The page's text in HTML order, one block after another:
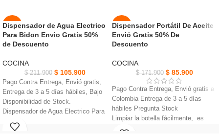
enfriamiento del portátil.
Dos puertos USB para la conexión
de un mouse/teclado externo a la
portátil.
Visualización más cómoda y una
postura erguida, Con dos puertos
USB adicionales.
-50%
NUEVO
Dispensador de Agua Electrico
Para Bidon Envio Gratis 50%
de Descuento
COCINA
$211.900 $105.900
Pago Contra Entrega, Envió gratis,
Entrega de 3 a 5 días hábiles, Bajo
Disponibilidad de Stock.
Dispensador de Agua Electrico Para
Bidon,interruptor de funcionamiento,
sin complicaciones.
-50%
NUEVO
Dispensador Portátil De Aceite
Envió Gratis 50% De
Descuento
COCINA
$171.900 $85.900
Pago Contra Entrega, Envió gratis a
Colombia Entrega de 3 a 5 días
hábiles Pregunta Stock
Limpiar la botella fácilmente, es
reutilizable y multifuncional perfecto